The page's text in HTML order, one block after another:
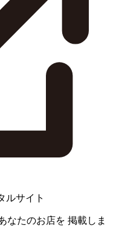
ルサイト
なたのお店を 掲載しま